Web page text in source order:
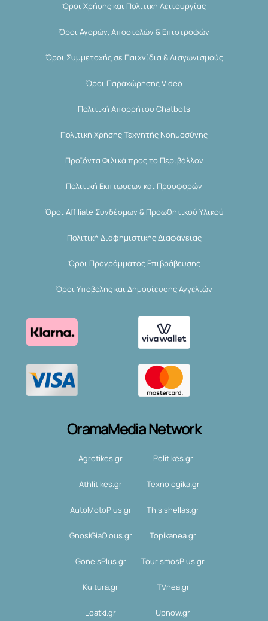
Όροι Χρήσης και Πολιτική Λειτουργίας
Όροι Αγορών, Αποστολών & Επιστροφών
Όροι Συμμετοχής σε Παιχνίδια & Διαγωνισμούς
Όροι Παραχώρησης Video
Πολιτική Απορρήτου Chatbots
Πολιτική Χρήσης Τεχνητής Νοημοσύνης
Προϊόντα Φιλικά προς το Περιβάλλον
Πολιτική Εκπτώσεων και Προσφορών
Όροι Affiliate Συνδέσμων & Προωθητικού Υλικού
Πολιτική Διαφημιστικής Διαφάνειας
Όροι Προγράμματος Επιβράβευσης
Όροι Υποβολής και Δημοσίευσης Αγγελιών
OramaMedia Network
Agrotikes.gr Politikes.gr
Athlitikes.gr Texnologika.gr
AutoMotoPlus.gr Thisishellas.gr
GnosiGiaOlous.gr Topikanea.gr
GoneisPlus.gr TourismosPlus.gr
Kultura.gr TVnea.gr
Loatki.gr Upnow.gr